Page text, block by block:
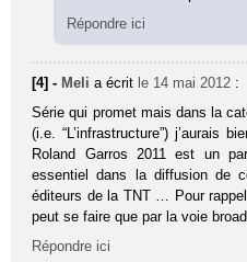
Répondre ici
[4] - Meli a écrit le 14 mai 2012 :
Série qui promet mais dans la
(i.e. “L’infrastructure”) j’aurais
Roland Garros 2011 est un
essentiel dans la diffusion de
éditeurs de la TNT … Pour
peut se faire que par la voie
Répondre ici